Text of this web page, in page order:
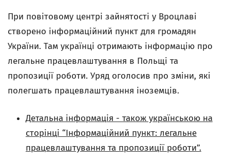
При повітовому центрі зайнятості у Вроцлаві
створено інформаційний пункт для громадян
України. Там українці отримають інформацію про
легальне працевлаштування в Польщі та
пропозиції роботи. Уряд оголосив про зміни, які
полегшать працевлаштування іноземців.
Детальна інформація - також українською на
сторінці “Інформаційний пункт: легальне
працевлаштування та пропозиції роботи”.